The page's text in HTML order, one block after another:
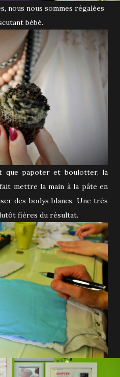
bébé.
que papoter et boulotter, la
mettre la main à la pâte en
des bodys blancs. Une très
fières du résultat.